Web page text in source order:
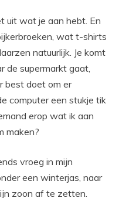
uit wat je aan hebt. En
wat t-shirts
natuurlijk. Je komt
de supermarkt gaat,
best doet om er
computer een stukje tik
erop wat ik aan
maken?
vroeg in mijn
een winterjas, naar
zoon af te zetten.